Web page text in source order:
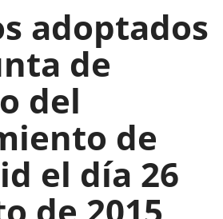
externa.
adoptados
de
del
de
el día 26